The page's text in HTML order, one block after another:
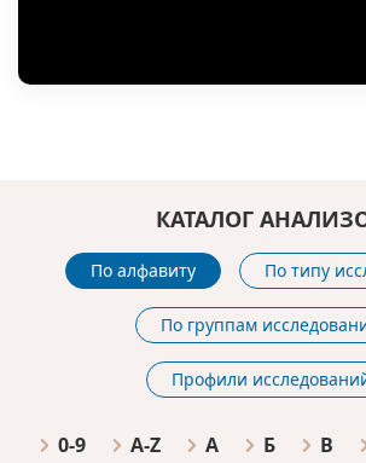
КАТАЛОГ
По алфавиту По типу
По группам
Профили
0-9 A-Z А Б В